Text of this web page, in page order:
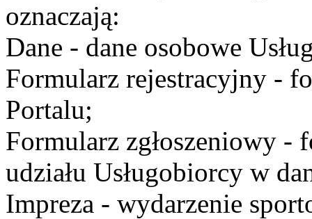
oznaczają:
Dane - dane osobowe
Formularz rejestracyjny -
Portalu;
Formularz zgłoszeniowy -
udziału Usługobiorcy w
Impreza - wydarzenie